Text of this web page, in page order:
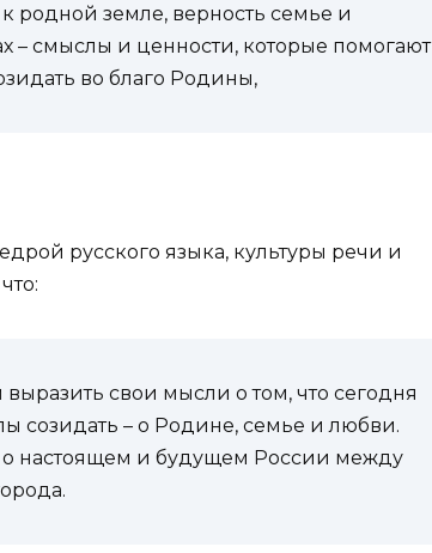
родной земле, верность семье и
– смыслы и ценности, которые помогают
во благо Родины,
русского языка, культуры речи и
свои мысли о том, что сегодня
созидать – о Родине, семье и любви.
о настоящем и будущем России между